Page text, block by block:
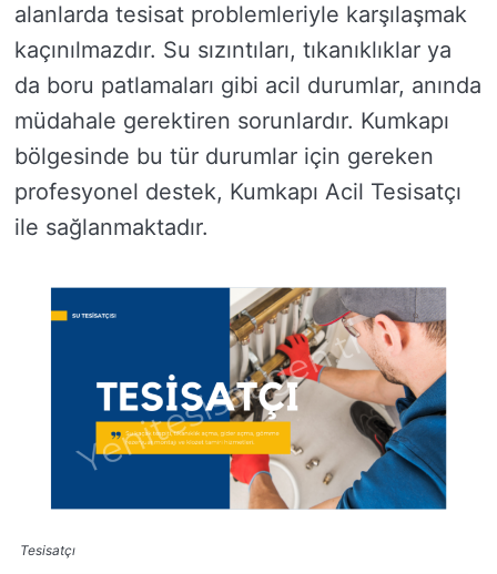
alanlarda tesisat problemleriyle karşılaşmak
kaçınılmazdır. Su sızıntıları, tıkanıklıklar ya
da boru patlamaları gibi acil durumlar, anında
müdahale gerektiren sorunlardır. Kumkapı
bölgesinde bu tür durumlar için gereken
profesyonel destek, Kumkapı Acil Tesisatçı
ile sağlanmaktadır.
Tesisatçı